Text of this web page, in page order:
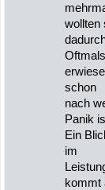
wollten
Oftmals
schon
nach
Panik
Ein
im
kommt